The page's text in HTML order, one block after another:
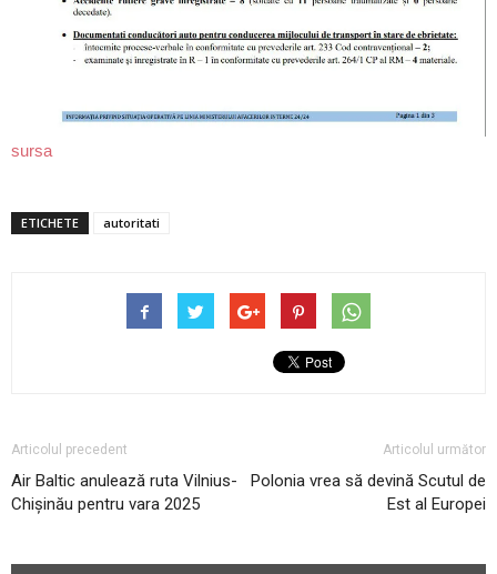
sursa
ETICHETE autoritati
Articolul precedent
Air Baltic anulează ruta Vilnius-
Chișinău pentru vara 2025
Articolul următor
Polonia vrea să devină Scutul de
Est al Europei